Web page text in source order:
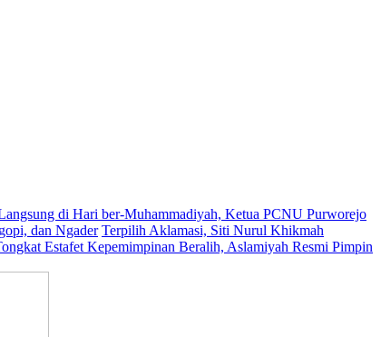
di Hari ber-Muhammadiyah, Ketua PCNU Purworejo
dan Ngader Terpilih Aklamasi, Siti Nurul Khikmah
Estafet Kepemimpinan Beralih, Aslamiyah Resmi Pimpin